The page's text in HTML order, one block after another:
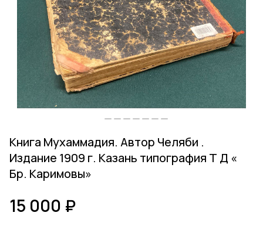
Книга Мухаммадия. Автор Челяби .
Издание 1909 г. Казань типография Т Д «
Бр. Каримовы»
15 000 ₽